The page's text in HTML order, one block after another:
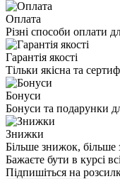
Оплата
Різні способи оплати
Гарантія якості
Тільки якісна та
Бонуси
Бонуси та подарунки
Знижки
Більше знижок, більше
Бажаєте бути в курсі
Підпишіться на